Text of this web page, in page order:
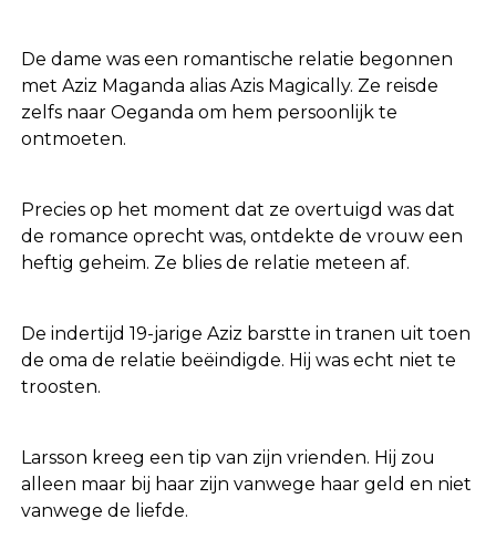
De dame was een romantische relatie begonnen
met Aziz Maganda alias Azis Magically. Ze reisde
zelfs naar Oeganda om hem persoonlijk te
ontmoeten.
Precies op het moment dat ze overtuigd was dat
de romance oprecht was, ontdekte de vrouw een
heftig geheim. Ze blies de relatie meteen af.
De indertijd 19-jarige Aziz barstte in tranen uit toen
de oma de relatie beëindigde. Hij was echt niet te
troosten.
Larsson kreeg een tip van zijn vrienden. Hij zou
alleen maar bij haar zijn vanwege haar geld en niet
vanwege de liefde.